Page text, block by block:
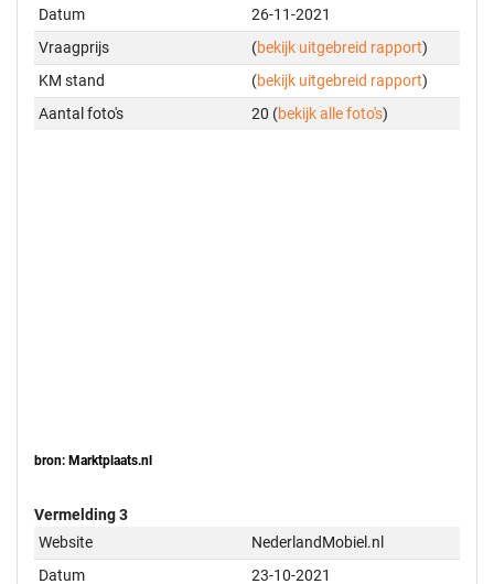
Datum
26-11-2021
Vraagprijs
(bekijk uitgebreid rapport)
KM stand
(bekijk uitgebreid rapport)
Aantal foto's
20 (bekijk alle foto's)
bron: Marktplaats.nl
Vermelding 3
Website
NederlandMobiel.nl
Datum
23-10-2021